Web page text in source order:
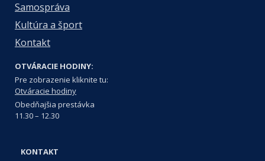
Samospráva
Kultúra a šport
Kontakt
OTVÁRACIE HODINY:
Pre zobrazenie kliknite tu:
Otváracie hodiny
Obedňajšia prestávka
11.30 – 12.30
KONTAKT